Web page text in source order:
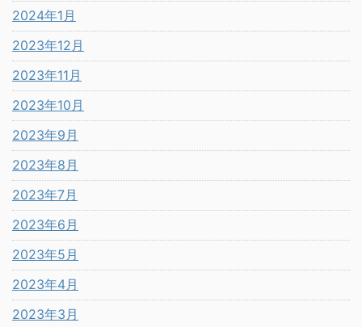
2024年1月
2023年12月
2023年11月
2023年10月
2023年9月
2023年8月
2023年7月
2023年6月
2023年5月
2023年4月
2023年3月